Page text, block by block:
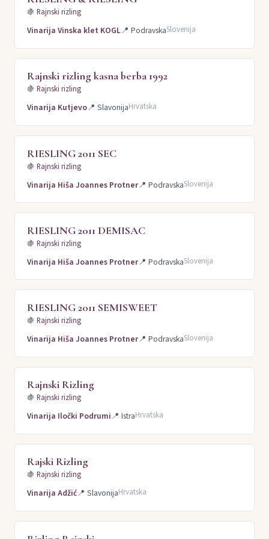
🍇 Rajnski rizling
Vinarija Vinska klet KOGL📍 PodravskaSlovenija
Rajnski rizling kasna berba 1992
🍇 Rajnski rizling
Vinarija Kutjevo📍 SlavonijaHrvatska
RIESLING 2011 SEC
🍇 Rajnski rizling
Vinarija Hiša Joannes Protner📍 PodravskaSlovenija
RIESLING 2011 DEMISAC
🍇 Rajnski rizling
Vinarija Hiša Joannes Protner📍 PodravskaSlovenija
RIESLING 2011 SEMISWEET
🍇 Rajnski rizling
Vinarija Hiša Joannes Protner📍 PodravskaSlovenija
Rajnski Rizling
🍇 Rajnski rizling
Vinarija Iločki Podrumi📍 IstraHrvatska
Rajski Rizling
🍇 Rajnski rizling
Vinarija Adžić📍 SlavonijaHrvatska